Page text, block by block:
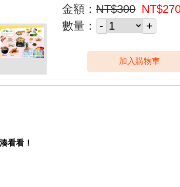
金額：NT$300
數量：
看看！